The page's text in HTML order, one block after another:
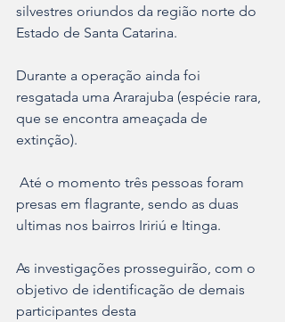
silvestres oriundos da região norte do
Estado de Santa Catarina.
Durante a operação ainda foi
resgatada uma Ararajuba (espécie rara,
que se encontra ameaçada de
extinção).
presas em flagrante, sendo as duas
ultimas nos bairros Iririú e Itinga.
As investigações prosseguirão, com o
objetivo de identificação de demais
participantes desta